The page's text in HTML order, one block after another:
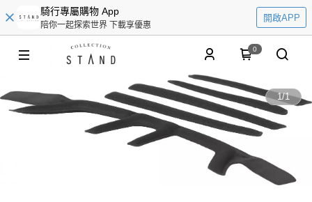
騎行專屬購物 App
陪你一起探索世界 下載享優惠
開啟APP
0
1/1